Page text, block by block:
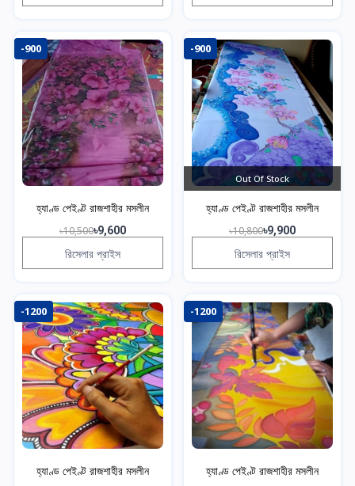
-900
হ্যাণ্ড পেইণ্ট রাজশাহীর মসলীন
৳10,500৳9,600
রিসেলার প্রাইস
-900
Out Of Stock
হ্যাণ্ড পেইণ্ট রাজশাহীর মসলীন
৳10,800৳9,900
রিসেলার প্রাইস
-1200
হ্যাণ্ড পেইণ্ট রাজশাহীর মসলীন
-1200
হ্যাণ্ড পেইণ্ট রাজশাহীর মসলীন